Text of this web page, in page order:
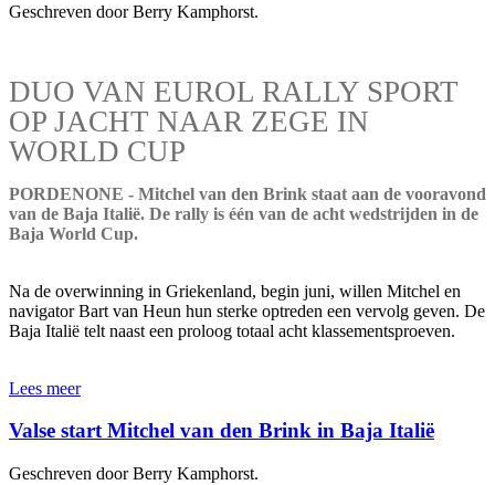
Geschreven door Berry Kamphorst.
DUO VAN EUROL RALLY SPORT
OP JACHT NAAR ZEGE IN
WORLD CUP
PORDENONE - Mitchel van den Brink staat aan de vooravond
van de Baja Italië. De rally is één van de acht wedstrijden in de
Baja World Cup.
Na de overwinning in Griekenland, begin juni, willen Mitchel en
navigator Bart van Heun hun sterke optreden een vervolg geven. De
Baja Italië telt naast een proloog totaal acht klassementsproeven.
Lees meer
Valse start Mitchel van den Brink in Baja Italië
Geschreven door Berry Kamphorst.